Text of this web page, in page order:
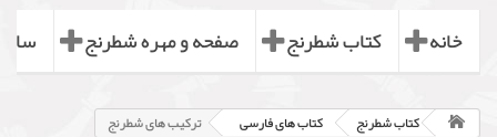
خانه کتاب شطرنج صفحه و مهره شطرنج
کتاب شطرنج کتاب های فارسی ترکیب های شطرنج